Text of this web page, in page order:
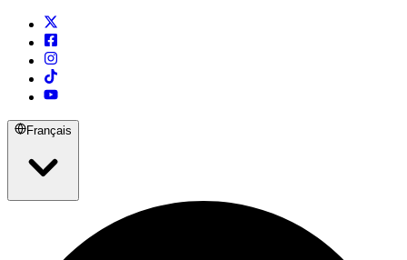
Français